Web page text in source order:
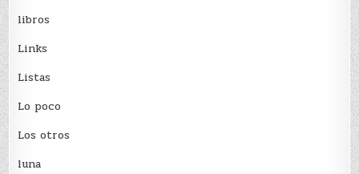
libros
Links
Listas
Lo poco
Los otros
luna